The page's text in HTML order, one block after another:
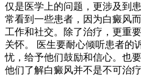
仅是医学上的问题，更涉及到
常看到一些患者，因为白癜风
工作和社交。除了治疗，更重
关怀。 医生要耐心倾听患者的
忧，给予他们鼓励和信心。也
他们了解白癜风并不是不可治